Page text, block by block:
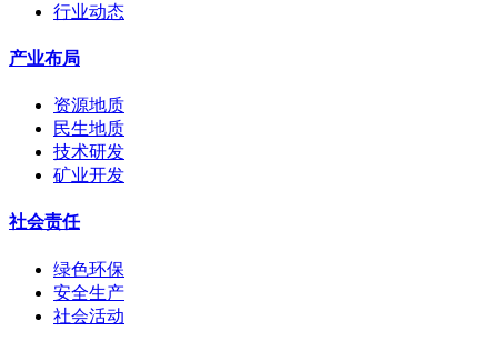
行业动态
产业布局
资源地质
民生地质
技术研发
矿业开发
社会责任
绿色环保
安全生产
社会活动